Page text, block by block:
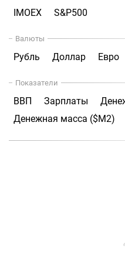
IMOEX S&P500
Валюты
Рубль Доллар Евро
Показатели
ВВП Зарплаты
Денежная масса ($М2)